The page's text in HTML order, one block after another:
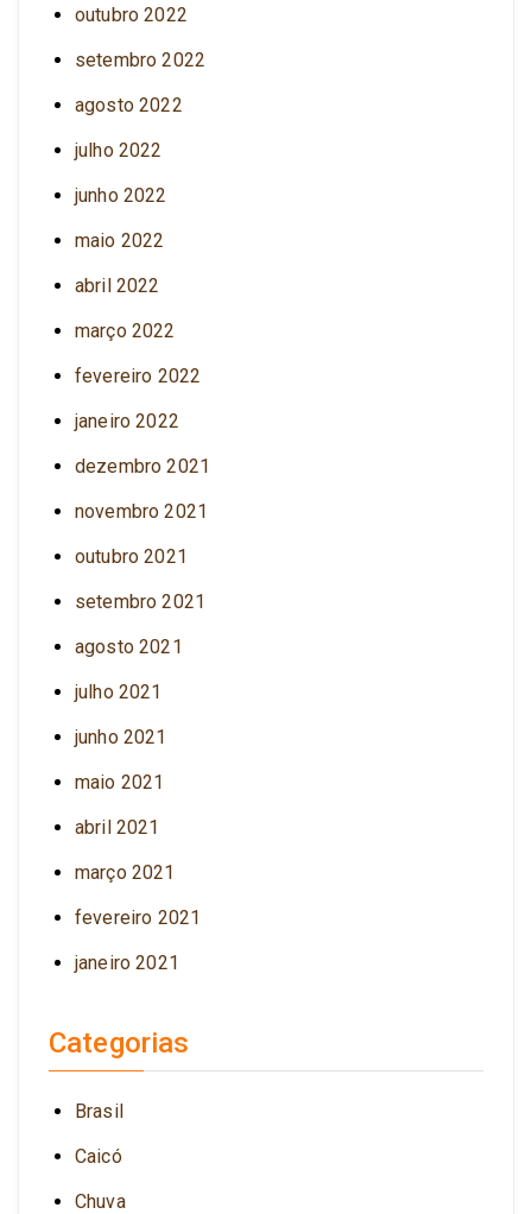
outubro 2022
setembro 2022
agosto 2022
julho 2022
junho 2022
maio 2022
abril 2022
março 2022
fevereiro 2022
janeiro 2022
dezembro 2021
novembro 2021
outubro 2021
setembro 2021
agosto 2021
julho 2021
junho 2021
maio 2021
abril 2021
março 2021
fevereiro 2021
janeiro 2021
Categorias
Brasil
Caicó
Chuva